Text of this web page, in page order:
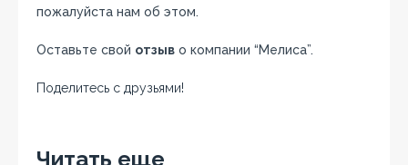
пожалуйста нам об этом.
Оставьте свой отзыв о компании “Мелиса”.
Поделитесь с друзьями!
Читать еще